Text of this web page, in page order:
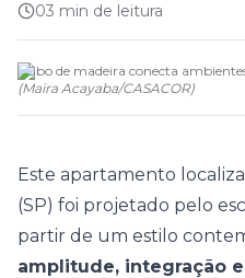
03 min de leitura
Cubo de madeira conecta
(Maira Acayaba/CASACOR)
Este apartamento
(SP) foi projetado pelo
partir de um estilo
amplitude, integração